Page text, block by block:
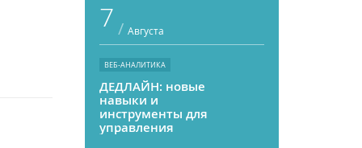
7 / Августа
ВЕБ-АНАЛИТИКА
ДЕДЛАЙН: новые
навыки и
инструменты для
управления